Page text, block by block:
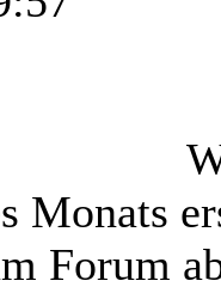
Monats
Forum